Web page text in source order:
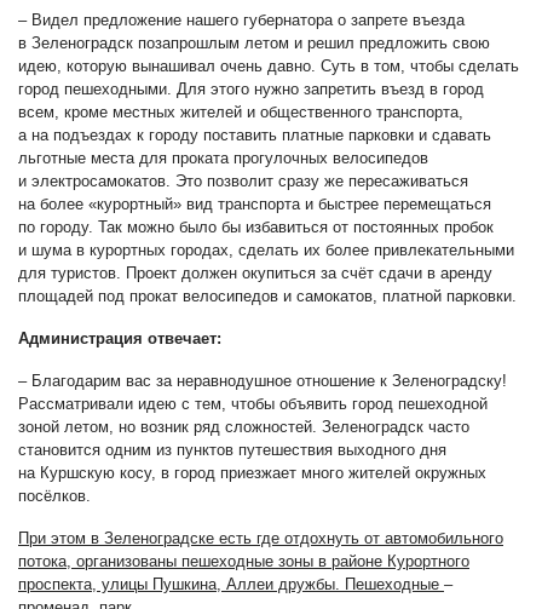
–Видел предложение нашего губернатора о запрете въезда
в Зеленоградск позапрошлым летом и решил предложить свою
идею, которую вынашивал очень давно. Суть в том, чтобы сделать
город пешеходными. Для этого нужно запретить въезд в город
всем, кроме местных жителей и общественного транспорта,
а на подъездах к городу поставить платные парковки и сдавать
льготные места для проката прогулочных велосипедов
и электросамокатов. Это позволит сразу же пересаживаться
на более «курортный» вид транспорта и быстрее перемещаться
по городу. Так можно было бы избавиться от постоянных пробок
и шума в курортных городах, сделать их более привлекательными
для туристов. Проект должен окупиться за счёт сдачи в аренду
площадей под прокат велосипедов и самокатов, платной парковки.
Администрация отвечает:
–Благодарим вас за неравнодушное отношение к Зеленоградску!
Рассматривали идею с тем, чтобы объявить город пешеходной
зоной летом, но возник ряд сложностей. Зеленоградск часто
становится одним из пунктов путешествия выходного дня
на Куршскую косу, в город приезжает много жителей окружных
посёлков.
При этом в Зеленоградске есть где отдохнуть от автомобильного
потока, организованы пешеходные зоны в районе Курортного
проспекта, улицы Пушкина, Аллеи дружбы. Пешеходные –